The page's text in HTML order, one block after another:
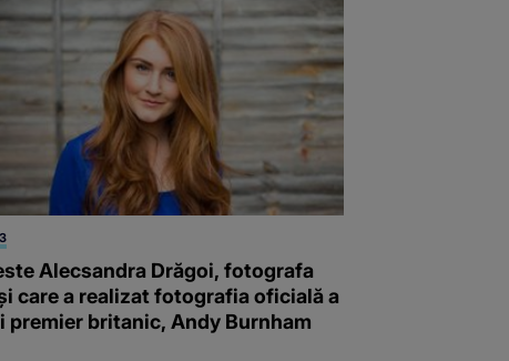
Alecsandra Drăgoi, fotografa
care a realizat fotografia oficială a
premier britanic, Andy Burnham